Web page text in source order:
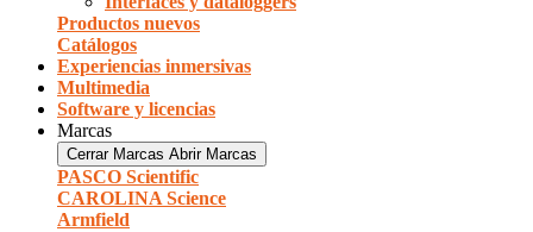
Productos nuevos
Catálogos
Experiencias inmersivas
Multimedia
Software y licencias
Marcas
Cerrar Marcas Abrir Marcas
PASCO Scientific
CAROLINA Science
Armfield